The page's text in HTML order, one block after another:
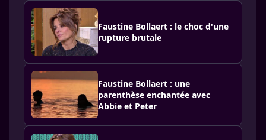
Faustine Bollaert : le choc d'une
rupture brutale
Faustine Bollaert : une
parenthèse enchantée avec
Abbie et Peter